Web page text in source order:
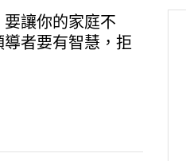
讓你的家庭不
者要有智慧，拒